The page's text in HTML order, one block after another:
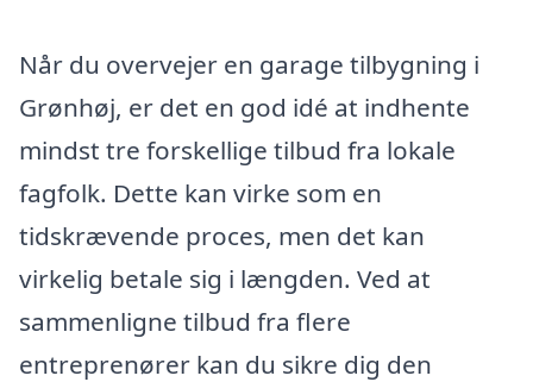
Når du overvejer en garage tilbygning i
Grønhøj, er det en god idé at indhente
mindst tre forskellige tilbud fra lokale
fagfolk. Dette kan virke som en
tidskrævende proces, men det kan
virkelig betale sig i længden. Ved at
sammenligne tilbud fra flere
entreprenører kan du sikre dig den